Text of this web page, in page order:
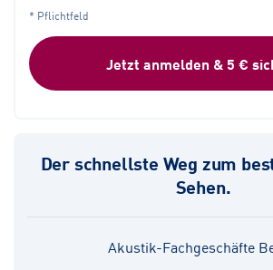
* Pflichtfeld
Jetzt anmelden & 5 €
Der schnellste Weg zum
Sehen.
Akustik-Fachgeschäfte